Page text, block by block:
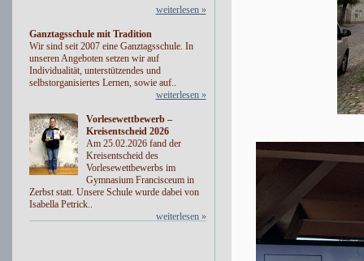
weiterlesen »
Ganztagsschule mit Tradition
Wir sind seit 2007 eine Ganztagsschule. In
unseren Angeboten setzen wir auf
Individualität, unterstützendes und
selbstorganisiertes Lernen, sowie auf..
weiterlesen »
Vorlesewettbewerb –
Kreisentscheid 2026
Am 25.02.2026 fand der
Kreisentscheid des
Vorlesewettbewerbs im
Gymnasium Francisceum in
Zerbst statt. Unsere Schule wurde dabei von
Isabella Petrick..
weiterlesen »